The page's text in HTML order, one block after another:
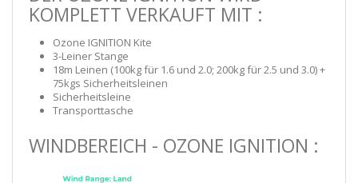
KOMPLETT VERKAUFT MIT :
Ozone IGNITION Kite
3-Leiner Stange
18m Leinen (100kg für 1.6 und 2.0; 200kg für 2.5 und 3.0) +
75kgs Sicherheitsleinen
Sicherheitsleine
Transporttasche
WINDBEREICH - OZONE IGNITION :